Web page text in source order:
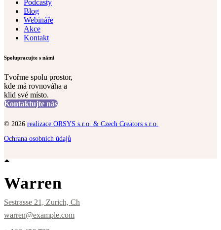
Podcasty
Blog
Webináře
Akce
Kontakt
Spolupracujte s námi
Tvořme spolu prostor,
kde má rovnováha a
klid své místo.
Kontaktujte nás
© 2026 realizace ORSYS s.r.o. & Czech Creators s.r.o.
Ochrana osobních údajů
Warren
Sestrasse 21, Zurich, Ch
warren@example.com